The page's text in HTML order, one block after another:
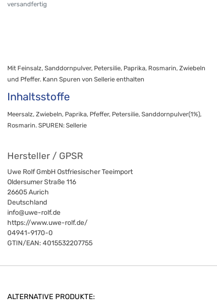
versandfertig
Mit Feinsalz, Sanddornpulver, Petersilie, Paprika, Rosmarin, Zwiebeln
und Pfeffer. Kann Spuren von Sellerie enthalten
Inhaltsstoffe
Meersalz, Zwiebeln, Paprika, Pfeffer, Petersilie, Sanddornpulver(1%),
Rosmarin. SPUREN: Sellerie
Hersteller / GPSR
Uwe Rolf GmbH Ostfriesischer Teeimport
Oldersumer Straße 116
26605Aurich
Deutschland
info@uwe-rolf.de
https://www.uwe-rolf.de/
04941-9170-0
GTIN/EAN: 4015532207755
ALTERNATIVE PRODUKTE: